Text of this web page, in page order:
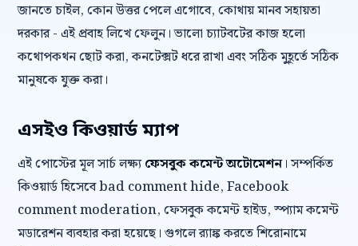
জানতে চাইল, কোন উত্তর পেলে এগোবে, কোথায় মানব সহায়তা
দরকার - এই প্রবাহ লিখে ফেলুন। ভালো চ্যাটবটের কাজ হলো
কথোপকথন ছোট করা, কনটেক্সট ধরে রাখা এবং সঠিক মুহূর্তে সঠিক
মানুষকে যুক্ত করা।
এসইও কিওয়ার্ড ম্যাপ
এই পোস্টের মূল সার্চ লক্ষ্যফেসবুক কমেন্ট অটোমেশন। সম্পর্কিত
কিওয়ার্ড হিসেবে bad comment hide, Facebook
comment moderation, ফেসবুক কমেন্ট হাইড, স্প্যাম কমেন্ট
মডারেশন ব্যবহার করা হয়েছে। গুগলে র‍্যাঙ্ক করতে শিরোনামে